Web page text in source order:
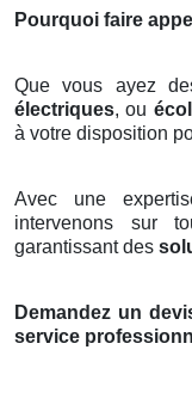
Pourquoi faire
Que vous ayez
électriques, ou
à votre disposition
Avec une
intervenons sur
garantissant des
Demandez un
service